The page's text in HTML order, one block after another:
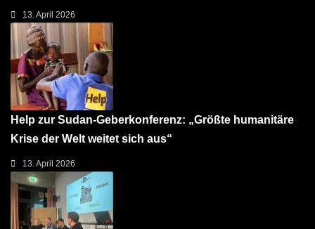
13. April 2026
Help zur Sudan-Geberkonferenz: „Größte humanitäre
Krise der Welt weitet sich aus“
13. April 2026